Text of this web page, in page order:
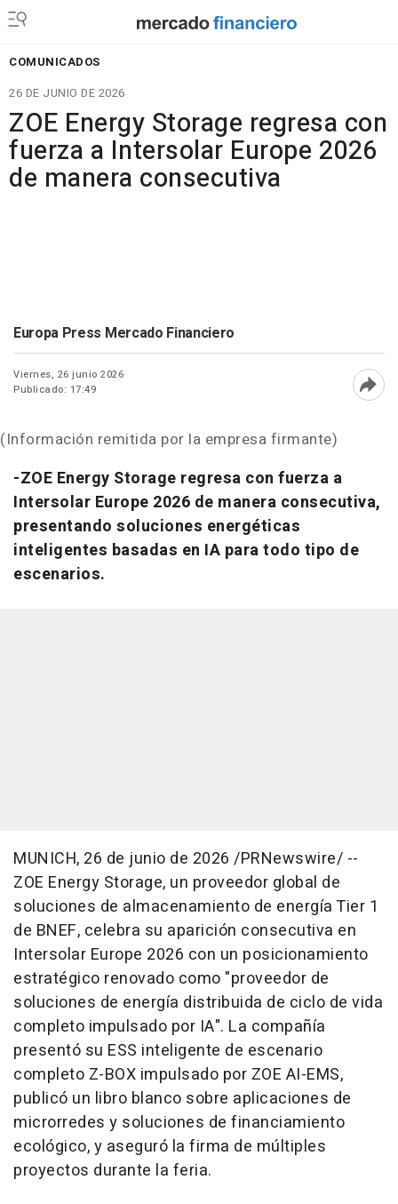
COMUNICADOS
26 DE JUNIO DE 2026
ZOE Energy Storage regresa con
fuerza a Intersolar Europe 2026
de manera consecutiva
Europa Press Mercado Financiero
Viernes, 26 junio 2026
Publicado: 17:49
(Información remitida por la empresa firmante)
-ZOE Energy Storage regresa con fuerza a
Intersolar Europe 2026 de manera consecutiva,
presentando soluciones energéticas
inteligentes basadas en IA para todo tipo de
escenarios.
MUNICH, 26 de junio de 2026 /PRNewswire/ --
ZOE Energy Storage, un proveedor global de
soluciones de almacenamiento de energía Tier 1
de BNEF, celebra su aparición consecutiva en
Intersolar Europe 2026 con un posicionamiento
estratégico renovado como "proveedor de
soluciones de energía distribuida de ciclo de vida
completo impulsado por IA". La compañía
presentó su ESS inteligente de escenario
completo Z-BOX impulsado por ZOE AI-EMS,
publicó un libro blanco sobre aplicaciones de
microrredes y soluciones de financiamiento
ecológico, y aseguró la firma de múltiples
proyectos durante la feria.